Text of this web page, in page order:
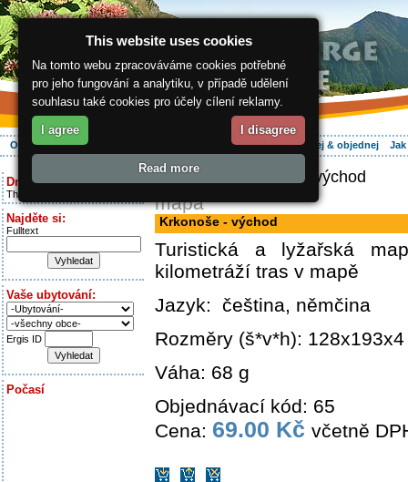
O regionu Aktivně Ubytování Hledej & objednej
Dnes je:
Thursday 6.08.2026
Najděte si:
Fulltext
Vaše ubytování:
Ergis ID
Počasí
ergis.cz > Krkonoše - východ
mapa
Krkonoše - východ
Turistická a lyžařská
kilometráží tras v mapě
Jazyk: čeština, němčina
Rozměry (š*v*h):
Váha: 68 g
Objednávací kód: 65
Cena: 69.00 Kč včetně
This website uses cookies
Na tomto webu zpracováváme cookies potřebné
pro jeho fungování a analytiku, v případě udělení
souhlasu také cookies pro účely cílení reklamy.
I agree I disagree
Read more